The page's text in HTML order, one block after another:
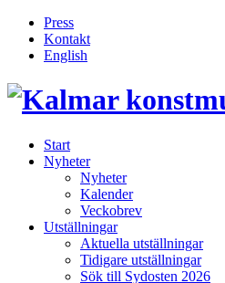
Press
Kontakt
English
Inläggsnavigering
Start
Nyheter
Nyheter
Kalender
Veckobrev
Utställningar
Aktuella utställningar
Tidigare utställningar
Sök till Sydosten 2026